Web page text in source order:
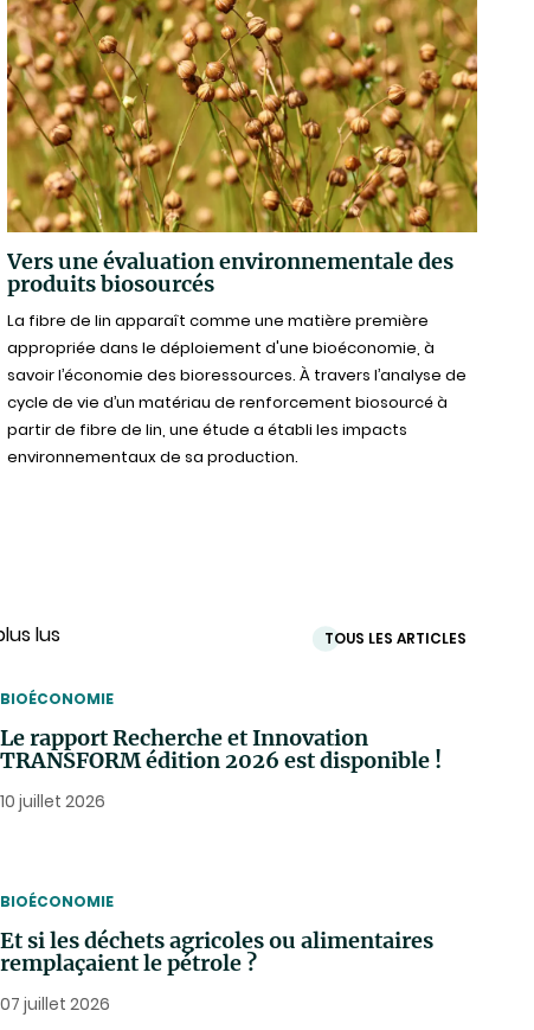
Vers une évaluation environnementale des
produits biosourcés
La fibre de lin apparaît comme une matière première
appropriée dans le déploiement d'une bioéconomie, à
savoir l’économie des bioressources. À travers l’analyse de
cycle de vie d’un matériau de renforcement biosourcé à
partir de fibre de lin, une étude a établi les impacts
environnementaux de sa production.
TOUS LES ARTICLES
lus
THEMATIC
BIOÉCONOMIE
Le rapport Recherche et Innovation
TRANSFORM édition 2026 est disponible !
10 juillet 2026
THEMATIC
BIOÉCONOMIE
Et si les déchets agricoles ou alimentaires
remplaçaient le pétrole ?
07 juillet 2026